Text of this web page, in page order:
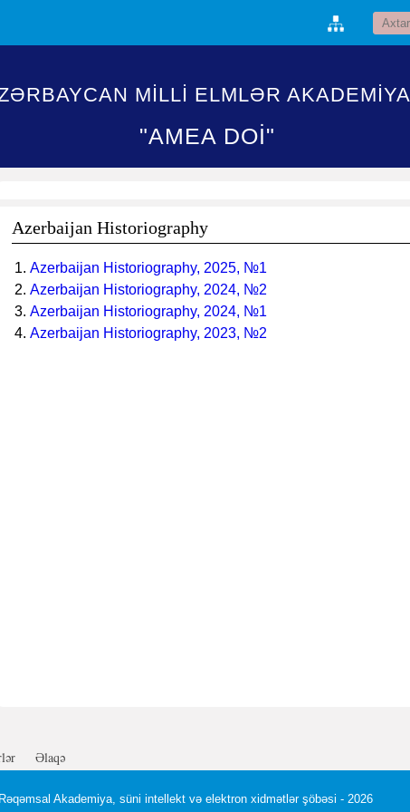
MİLLİ ELMLƏR
"AMEA DOİ"
Azerbaijan Historiography
1. Azerbaijan Historiography, 2025, №1
2. Azerbaijan Historiography, 2024, №2
3. Azerbaijan Historiography, 2024, №1
4. Azerbaijan Historiography, 2023, №2
Əlaqə
Akademiya, süni intellekt və elektron xidmətlər şöbəsi - 2026